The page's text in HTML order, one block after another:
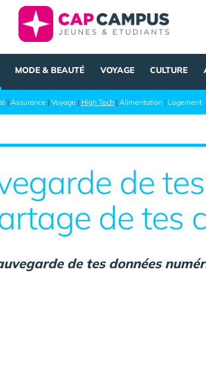
MODE & BEAUTÉ VOYAGE CULTURE
| Assurance | Voyage | High Tech | Alimentation | Logement
de
de tes
de tes données